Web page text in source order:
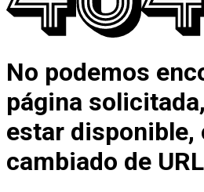
No podemos
página
estar disponible,
cambiado de URL